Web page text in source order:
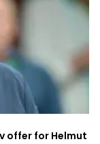
offer for Helmut